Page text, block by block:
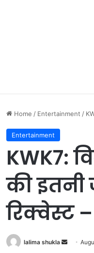
Home / Entertainment /
Entertainment
KWK7:
की इतनी
रिक्वेस्ट –
lalima shukla
Send